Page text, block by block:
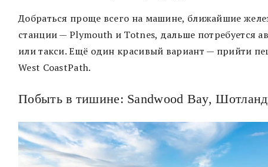
Добраться проще всего на машине, ближайшие
станции — Plymouth и Totnes, дальше потребуется
или такси. Ещё один красивый вариант — прийти
West CoastPath.
Побыть в тишине: Sandwood Bay,